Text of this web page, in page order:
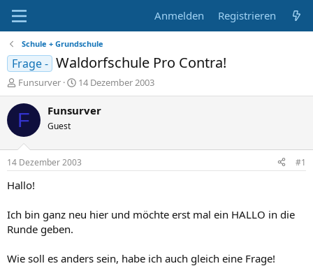
Anmelden Registrieren
Schule + Grundschule
Frage - Waldorfschule Pro Contra!
E
r
s
e
r
Funsurver
E
r
s
l
t
14 Dezember 2003
F Funsurver
Guest
14 Dezember 2003 #1
Hallo!
Ich bin ganz neu hier und möchte erst mal ein HALLO in die
Runde geben.
Wie soll es anders sein, habe ich auch gleich eine Frage!